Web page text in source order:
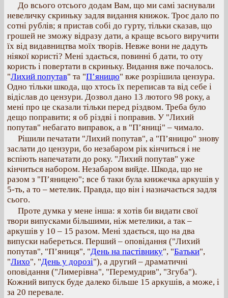
До всього отсього додам Вам, що ми самі заснували
невеличку скриньку задля видання книжок. Троє дало по
сотні рублів; я пристав собі до гурту, тільки сказав, що
грошей не зможу відразу дати, а краще всього виручити
їх від видавництва моїх творів. Невже вони не дадуть
ніякої користі? Мені здається, повинні б дати, то оту
користь і повертати в скриньку. Видання вже почалось.
"Лихий попутав" та "П’яницю" вже розрішила цензура.
Одно тільки шкода, що хтось їх переписав та від себе і
відіслав до цензури. Дозвол дано 13 лютого 98 року, а
мені про це сказали тільки перед різдвом. Треба було
дещо поправити; я об різдві і поправив. У "Лихий
попутав" небагато виправок, а в "П’яниці" – чимало.
Рішили печатати "Лихий попутав", а "П’яницю" знову
заслати до цензури, бо незабаром рік кінчиться і не
вспіють напечатати до року. "Лихий попутав" уже
кінчиться набором. Незабаром вийде. Шкода, що не
разом з "П’яницею"; все б таки була книжечка аркушів у
5-ть, а то – метелик. Правда, що він і назначається задля
сього.
Проте думка у мене інша: я хотів би видати свої
твори випусками більшими, ніж метелики, а так –
аркушів у 10 – 15 разом. Мені здається, що на два
випуски набереться. Перший – оповідання ("Лихий
попутав", "П’яниця", "День на пастівнику", "Батьки",
"Лихо", "День у дорозі"), а другий – драматичні
оповідання ("Лимерівна", "Перемудрив", "Згуба").
Кожний випуск буде далеко більше 15 аркушів, а може, і
за 20 перевале.